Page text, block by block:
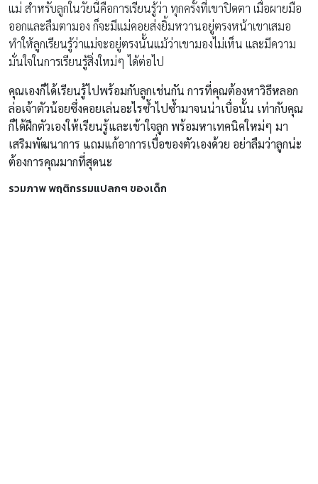
แม่ สำหรับลูกในวัยนี้คือการเรียนรู้ว่า ทุกครั้งที่เขาปิดตา เมื่อผายมือ
ออกและลืมตามอง ก็จะมีแม่คอยส่งยิ้มหวานอยู่ตรงหน้าเขาเสมอ
ทำให้ลูกเรียนรู้ว่าแม่จะอยู่ตรงนั้นแม้ว่าเขามองไม่เห็น และมีความ
มั่นใจในการเรียนรู้สิ่งใหม่ๆ ได้ต่อไป
คุณเองก็ได้เรียนรู้ไปพร้อมกับลูกเช่นกัน การที่คุณต้องหาวิธีหลอก
ล่อเจ้าตัวน้อยซึ่งคอยเล่นอะไรซ้ำไปซ้ำมาจนน่าเบื่อนั้น เท่ากับคุณ
ก็ได้ฝึกตัวเองให้เรียนรู้และเข้าใจลูก พร้อมหาเทคนิคใหม่ๆ มา
เสริมพัฒนาการ แถมแก้อาการเบื่อของตัวเองด้วย อย่าลืมว่าลูกน่ะ
ต้องการคุณมากที่สุดนะ
รวมภาพ พฤติกรรมแปลกๆ ของเด็ก